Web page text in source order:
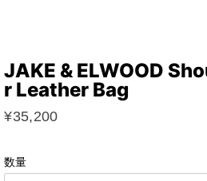
JAKE & ELWOOD
r Leather Bag
¥35,200
数量